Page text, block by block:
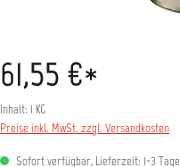
61,55 €*
Inhalt: 1 KG
Preise inkl. MwSt. zzgl. Versandkosten
Sofort verfügbar, Lieferzeit: 1-3 Tage